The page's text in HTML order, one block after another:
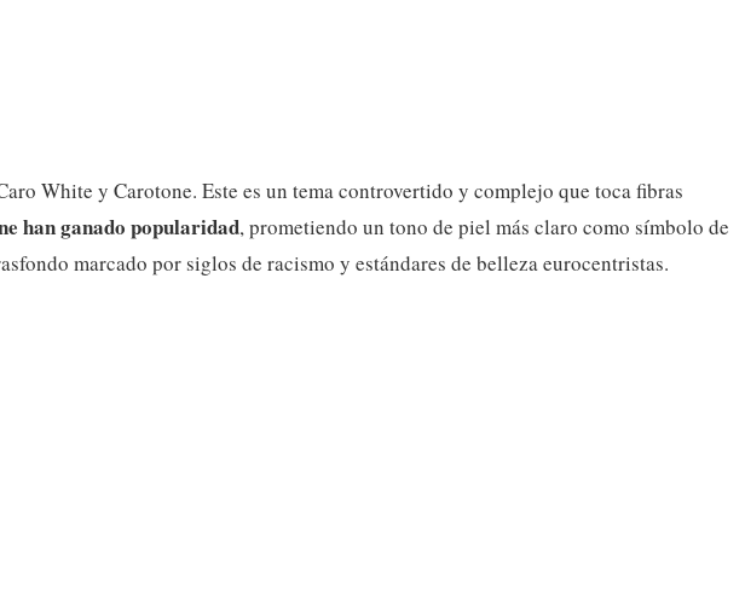
White y Carotone. Este es un tema controvertido y complejo que toca fibras
han ganado popularidad, prometiendo un tono de piel más claro como símbolo de
marcado por siglos de racismo y estándares de belleza eurocentristas.